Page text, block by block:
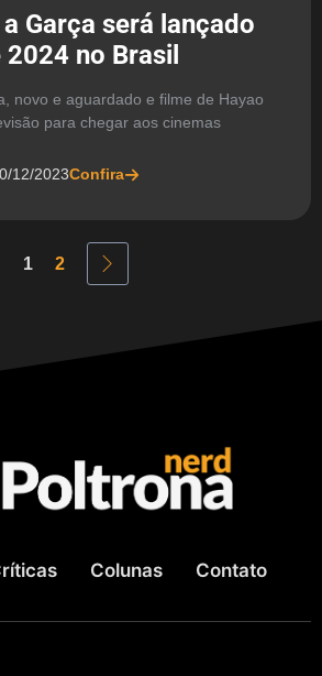
Garça será lançado
no Brasil
novo e aguardado e filme de Hayao
para chegar aos cinemas
12/2023Confira
1 2
Colunas Contato